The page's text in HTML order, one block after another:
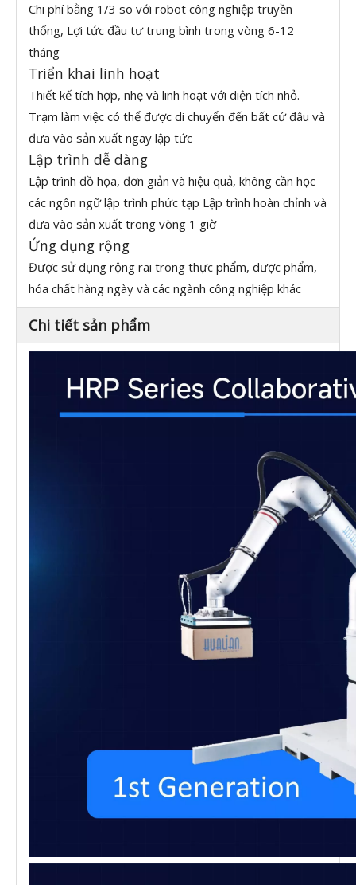
Chi phí bằng 1/3 so với robot công nghiệp truyền
thống, Lợi tức đầu tư trung bình trong vòng 6-12
tháng
Triển khai linh hoạt
Thiết kế tích hợp, nhẹ và linh hoạt với diện tích nhỏ.
Trạm làm việc có thể được di chuyển đến bất cứ đâu và
đưa vào sản xuất ngay lập tức
Lập trình dễ dàng
Lập trình đồ họa, đơn giản và hiệu quả, không cần học
các ngôn ngữ lập trình phức tạp Lập trình hoàn chỉnh và
đưa vào sản xuất trong vòng 1 giờ
Ứng dụng rộng
Được sử dụng rộng rãi trong thực phẩm, dược phẩm,
hóa chất hàng ngày và các ngành công nghiệp khác
Chi tiết sản phẩm